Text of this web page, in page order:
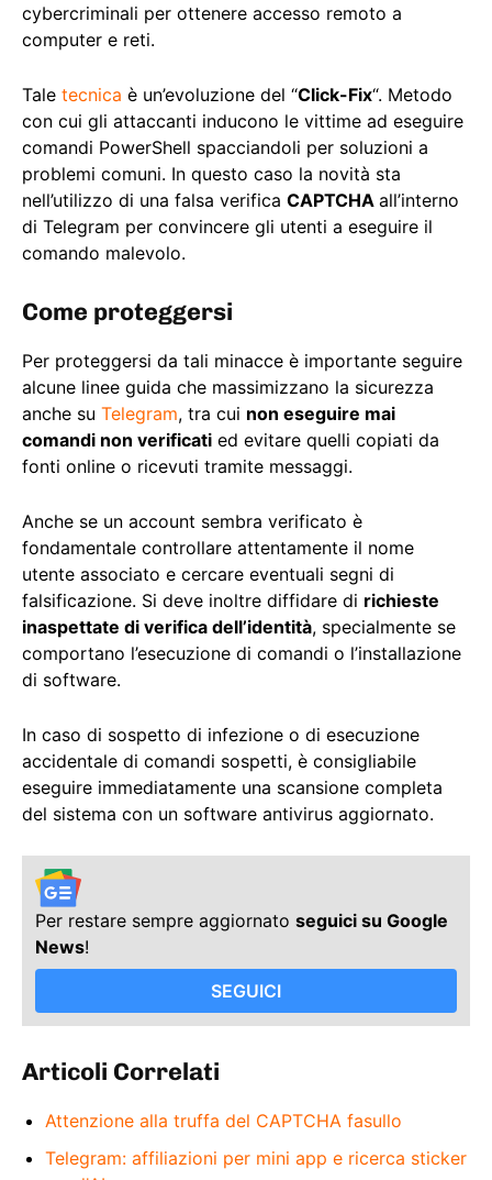
cybercriminali per ottenere accesso remoto a
computer e reti.
Tale tecnica è un’evoluzione del “Click-Fix“. Metodo
con cui gli attaccanti inducono le vittime ad eseguire
comandi PowerShell spacciandoli per soluzioni a
problemi comuni. In questo caso la novità sta
nell’utilizzo di una falsa verifica CAPTCHA all’interno
di Telegram per convincere gli utenti a eseguire il
comando malevolo.
Come proteggersi
Per proteggersi da tali minacce è importante seguire
alcune linee guida che massimizzano la sicurezza
anche su Telegram, tra cui non eseguire mai
comandi non verificati ed evitare quelli copiati da
fonti online o ricevuti tramite messaggi.
Anche se un account sembra verificato è
fondamentale controllare attentamente il nome
utente associato e cercare eventuali segni di
falsificazione. Si deve inoltre diffidare di richieste
inaspettate di verifica dell’identità, specialmente se
comportano l’esecuzione di comandi o l’installazione
di software.
In caso di sospetto di infezione o di esecuzione
accidentale di comandi sospetti, è consigliabile
eseguire immediatamente una scansione completa
del sistema con un software antivirus aggiornato.
Per restare sempre aggiornato seguici su Google
News!
SEGUICI
Articoli Correlati
Attenzione alla truffa del CAPTCHA fasullo
Telegram: affiliazioni per mini app e ricerca sticker